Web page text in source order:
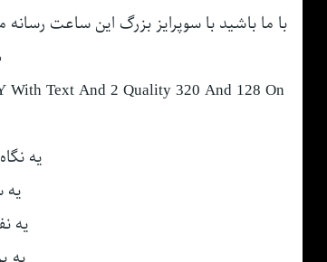
با ما باشید با سوپرایز بزرگ این ساعت
Text And 2 Quality 320 And 128 On
یه
یه
یه